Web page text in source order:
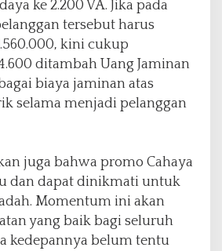
ke 2.200 VA. Jika pada
tersebut harus
kini cukup
ditambah Uang Jaminan
biaya jaminan atas
selama menjadi pelanggan
juga bahwa promo Cahaya
dan dapat dinikmati untuk
Momentum ini akan
yang baik bagi seluruh
kedepannya belum tentu